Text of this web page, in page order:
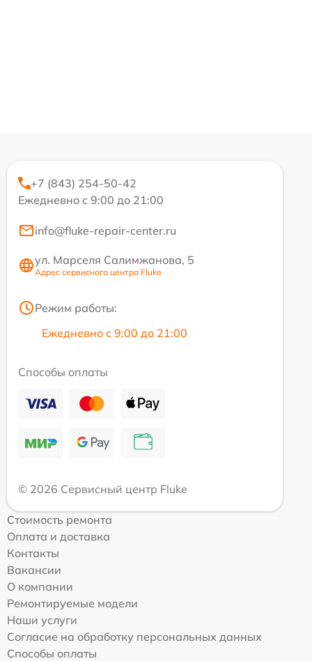
+7 (843) 254-50-42
Ежедневно с 9:00 до 21:00
info@fluke-repair-center.ru
ул. Марселя Салимжанова, 5
Адрес сервисного центра Fluke
Режим работы:
Ежедневно с 9:00 до 21:00
Способы оплаты
© 2026 Сервисный центр Fluke
Стоимость ремонта
Оплата и доставка
Контакты
Вакансии
О компании
Ремонтируемые модели
Наши услуги
Согласие на обработку персональных данных
Способы оплаты